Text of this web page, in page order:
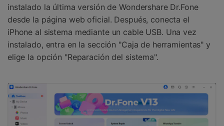
instalado la última versión de Wondershare Dr.Fone
desde la página web oficial. Después, conecta el
iPhone al sistema mediante un cable USB. Una vez
instalado, entra en la sección "Caja de herramientas" y
elige la opción "Reparación del sistema".